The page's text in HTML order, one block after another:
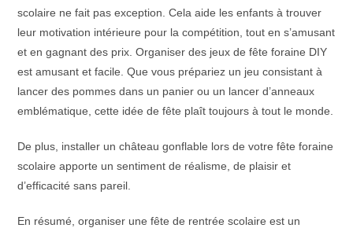
scolaire ne fait pas exception. Cela aide les enfants à trouver
leur motivation intérieure pour la compétition, tout en s’amusant
et en gagnant des prix. Organiser des jeux de fête foraine DIY
est amusant et facile. Que vous prépariez un jeu consistant à
lancer des pommes dans un panier ou un lancer d’anneaux
emblématique, cette idée de fête plaît toujours à tout le monde.
De plus, installer un château gonflable lors de votre fête foraine
scolaire apporte un sentiment de réalisme, de plaisir et
d’efficacité sans pareil.
En résumé, organiser une fête de rentrée scolaire est un